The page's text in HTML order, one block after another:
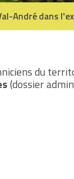
André dans
du
(dossier